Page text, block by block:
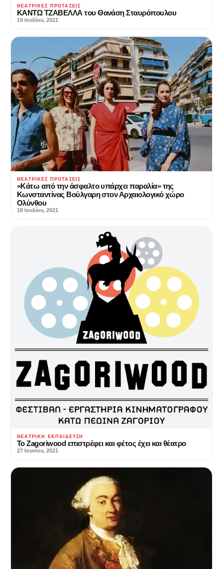
ΘΕΑΤΡΙΚΈΣ ΠΡΟΤΆΣΕΙΣ
KANTΩ ΤΖΑΒΕΛΛΑ του Θανάση Σταυρόπουλου
19 Ιουλίου, 2021
ΘΕΑΤΡΙΚΈΣ ΠΡΟΤΆΣΕΙΣ
«Κάτω από την άσφαλτο υπάρχει παραλία» της
Κωνσταντίνας Βούλγαρη στον Αρχαιολογικό χώρο
Ολύνθου
18 Ιουλίου, 2021
ΘΕΑΤΡΙΚΉ ΕΚΠΑΊΔΕΥΣΗ
Το Zagoriwood επιστρέφει και φέτος έχει και θέατρο
27 Ιουνίου, 2021